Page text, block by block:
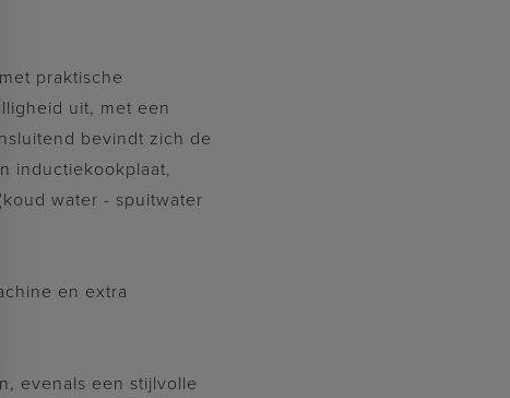
praktische
uit, met een
bevindt zich de
inductiekookplaat,
water - spuitwater
en extra
evenals een stijlvolle